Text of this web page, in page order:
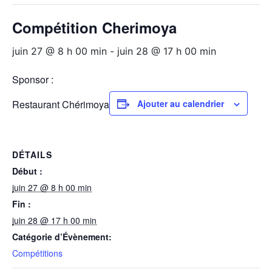
Compétition Cherimoya
juin 27 @ 8 h 00 min - juin 28 @ 17 h 00 min
Sponsor :
Restaurant Chérimoya
Ajouter au calendrier
DÉTAILS
Début :
juin 27 @ 8 h 00 min
Fin :
juin 28 @ 17 h 00 min
Catégorie d’Évènement:
Compétitions